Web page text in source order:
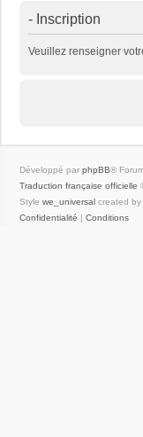
- Inscription
Veuillez renseigner
Développé par phpBB®
Traduction française officielle
Style we_universal created by
Confidentialité | Conditions